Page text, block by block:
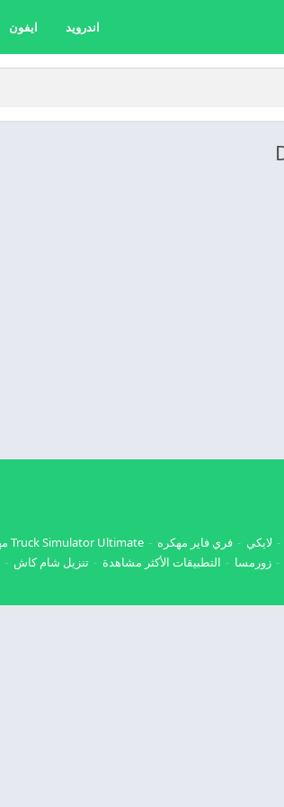
اندرويد ايفون
لايكي فري فاير مهكره Truck Simulator Ultimate مهكره
زورمسا التطبيقات الأكثر مشاهدة تنزيل شام كاش